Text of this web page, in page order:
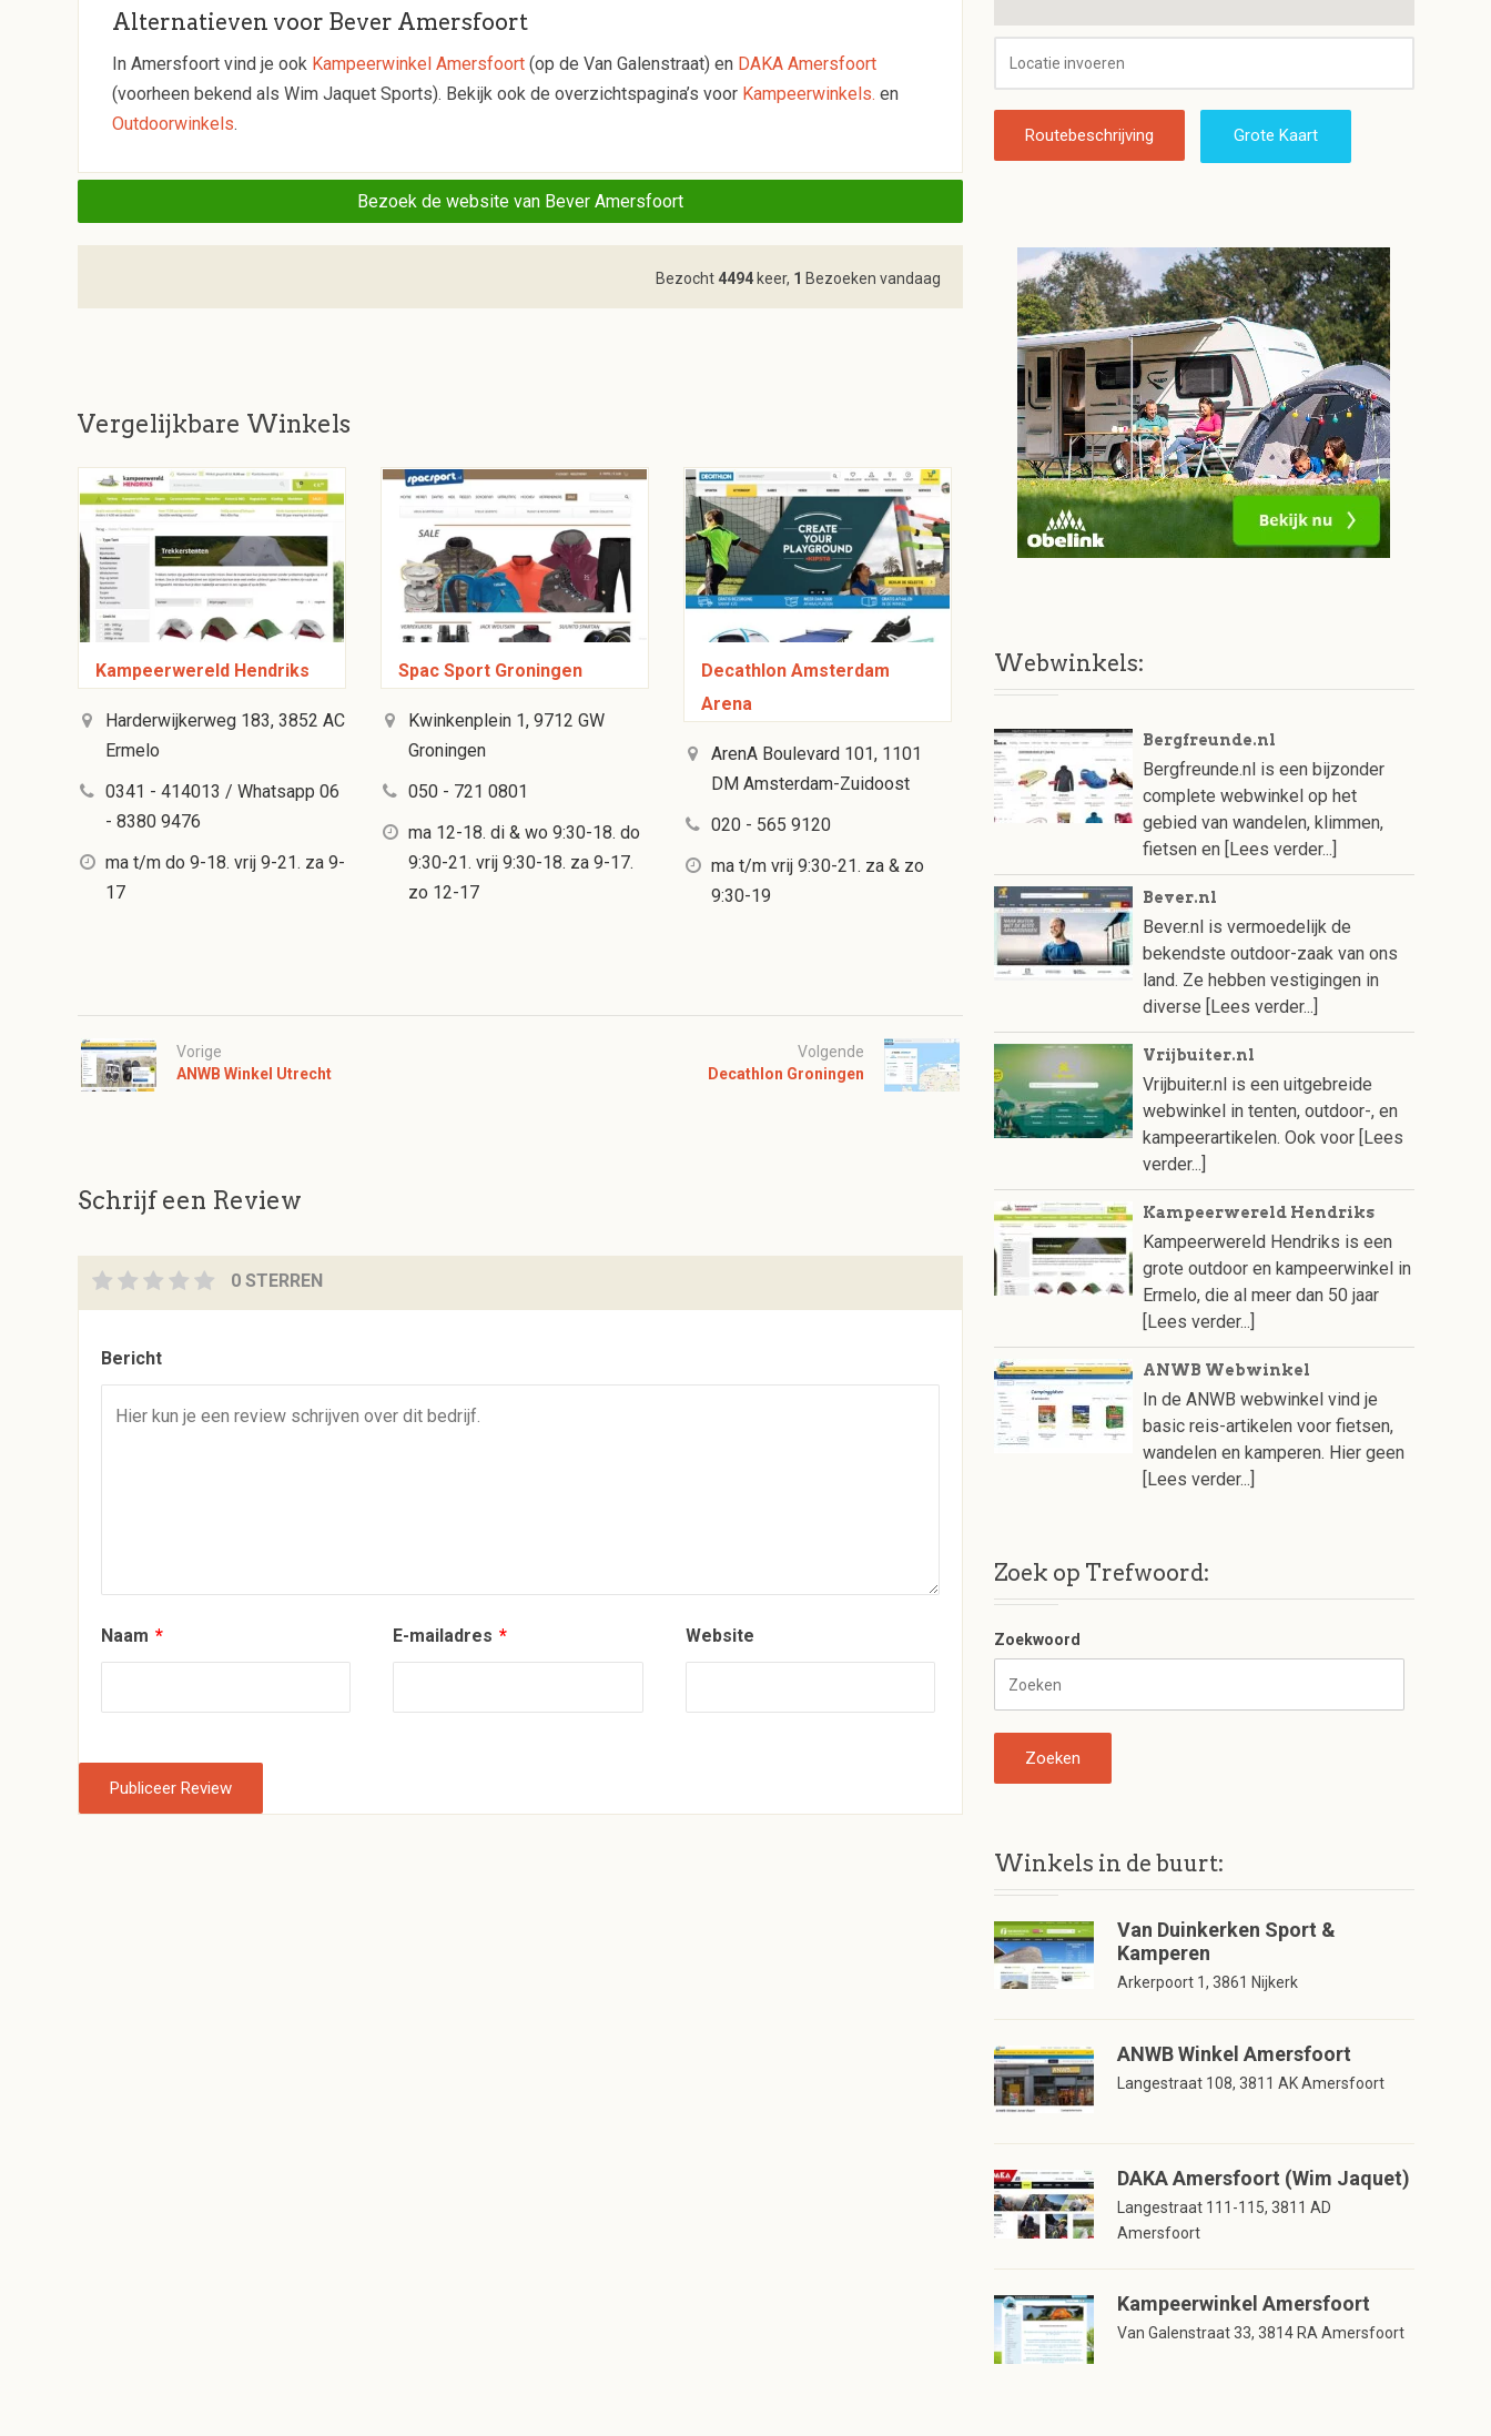
Alternatieven voor Bever Amersfoort
In Amersfoort vind je ook Kampeerwinkel Amersfoort (op de Van Galenstraat) en DAKA Amersfoort
(voorheen bekend als Wim Jaquet Sports). Bekijk ook de overzichtspagina’s voor Kampeerwinkels. en
Outdoorwinkels.
Bezoek de website van Bever Amersfoort
Bezocht 4494keer, 1 Bezoeken vandaag
Vergelijkbare Winkels
Kampeerwereld Hendriks
Harderwijkerweg 183, 3852 AC
Ermelo
0341 - 414013 / Whatsapp 06
- 8380 9476
ma t/m do 9-18. vrij 9-21. za 9-
17
Spac Sport Groningen
Kwinkenplein 1, 9712 GW
Groningen
050 - 721 0801
ma 12-18. di & wo 9:30-18. do
9:30-21. vrij 9:30-18. za 9-17.
zo 12-17
Decathlon Amsterdam
Arena
ArenA Boulevard 101, 1101
DM Amsterdam-Zuidoost
020 - 565 9120
ma t/m vrij 9:30-21. za & zo
9:30-19
Vorige
ANWB Winkel Utrecht
Volgende
Decathlon Groningen
Schrijf een Review
0 STERREN
Bericht
Naam * E-mailadres * Website
Routebeschrijving Grote Kaart
Webwinkels:
Bergfreunde.nl
Bergfreunde.nl is een bijzonder
complete webwinkel op het
gebied van wandelen, klimmen,
fietsen en [Lees verder...]
Bever.nl
Bever.nl is vermoedelijk de
bekendste outdoor-zaak van ons
land. Ze hebben vestigingen in
diverse [Lees verder...]
Vrijbuiter.nl
Vrijbuiter.nl is een uitgebreide
webwinkel in tenten, outdoor-, en
kampeerartikelen. Ook voor [Lees
verder...]
Kampeerwereld Hendriks
Kampeerwereld Hendriks is een
grote outdoor en kampeerwinkel in
Ermelo, die al meer dan 50 jaar
[Lees verder...]
ANWB Webwinkel
In de ANWB webwinkel vind je
basic reis-artikelen voor fietsen,
wandelen en kamperen. Hier geen
[Lees verder...]
Zoek op Trefwoord:
Zoekwoord
Winkels in de buurt:
Van Duinkerken Sport &
Kamperen
Arkerpoort 1, 3861 Nijkerk
ANWB Winkel Amersfoort
Langestraat 108, 3811 AK Amersfoort
DAKA Amersfoort (Wim Jaquet)
Langestraat 111-115, 3811 AD
Amersfoort
Kampeerwinkel Amersfoort
Van Galenstraat 33, 3814 RA Amersfoort